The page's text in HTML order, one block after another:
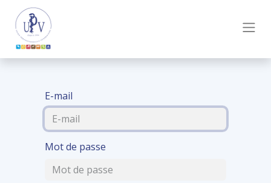
E-mail
Mot de passe